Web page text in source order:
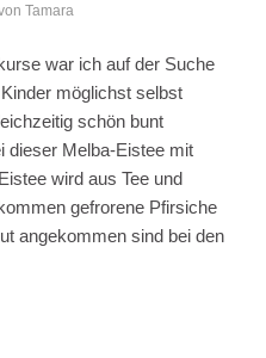
Tamara
war ich auf der Suche
möglichst selbst
schön bunt
dieser Melba-Eistee mit
wird aus Tee und
gefrorene Pfirsiche
angekommen sind bei den